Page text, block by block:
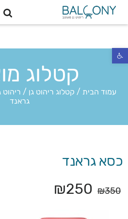
פתח סרגל נגישות
קטלוג
עמוד הבית / קטלוג ריהוט גן /
גראנד
כסא גראנד
₪350
₪250